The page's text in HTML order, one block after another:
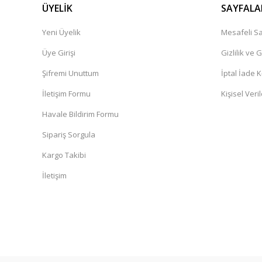
ÜYELİK
Yeni Üyelik
Üye Girişi
Şifremi Unuttum
İletişim Formu
Havale Bildirim Formu
Sipariş Sorgula
Kargo Takibi
İletişim
Mesafeli
Gizlilik ve
İptal İade
Kişisel